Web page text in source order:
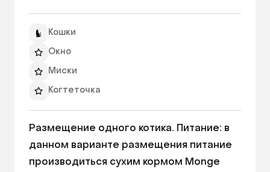
Кошки
Окно
Миски
Когтеточка
Домик
Наполнитель для туалета
Ежедневный фото/видео отчет
Выгул в пределах отеля
Размещение одного котика. Питание: в
данном варианте размещения питание
производиться сухим кормом Monge